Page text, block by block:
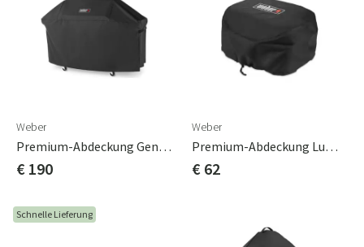
Weber
Premium-Abdeckung Genesis 4 Brenner Schwarz
€ 190
Weber
Premium-Abdeckung Lumin/Lumin Compact
€ 62
Schnelle Lieferung